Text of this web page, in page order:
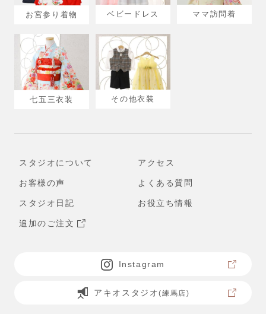
お宮参り着物 ベビードレス ママ訪問着
七五三衣装 その他衣装
スタジオについて アクセス
お客様の声 よくある質問
スタジオ日記 お役立ち情報
追加のご注文
Instagram
アキオスタジオ(練馬店)